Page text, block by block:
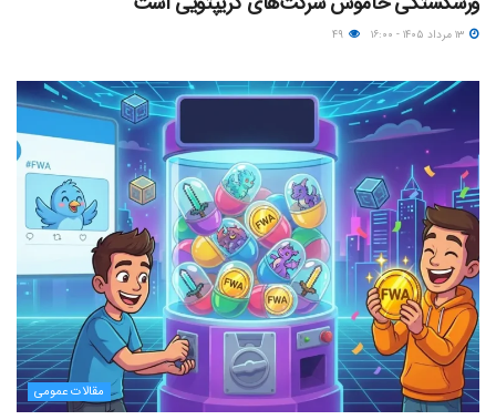
مقالات عمومی